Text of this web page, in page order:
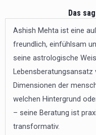
Das
Ashish Mehta ist eine
freundlich, einfühlsam
seine astrologische
Dimensionen der
welchen Hintergrund
– seine Beratung ist
transformativ.